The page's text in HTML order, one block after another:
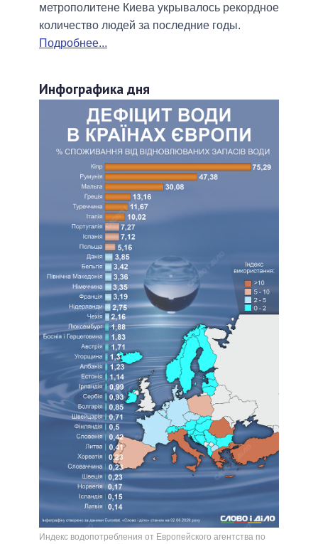
метрополитене Киева укрывалось рекордное
количество людей за последние годы.
Подробнее...
Инфографика дня
Индекс водопотребления от Европейского агентства по